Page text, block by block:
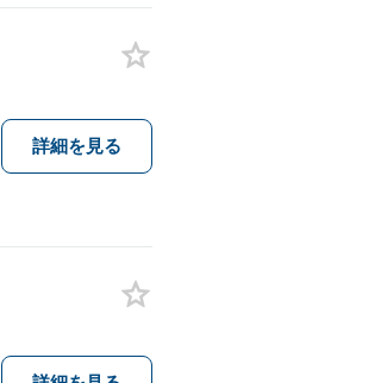
詳細を見る